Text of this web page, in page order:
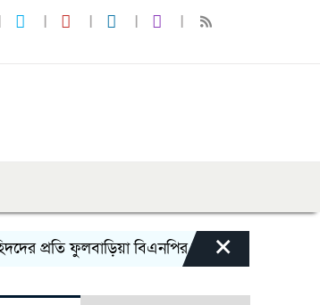
ফুলবাড়িয়া বিএনপির শ্রদ্ধা নিবেদন
×